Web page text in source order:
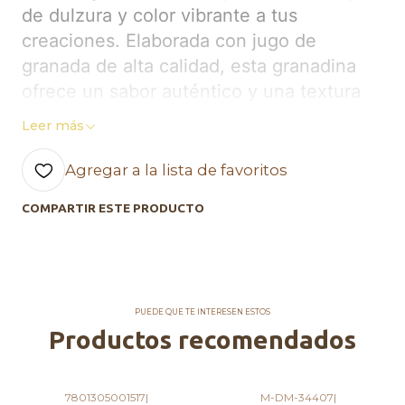
de dulzura y color vibrante a tus
creaciones. Elaborada con jugo de
granada de alta calidad, esta granadina
ofrece un sabor auténtico y una textura
sedosa que realza cualquier bebida. Ideal
Características destacadas:
Versatilidad: Ideal para cócteles,
refrescos, mocktails y hasta postres.
cualquier receta.
Leer más
Agregar a la lista de favoritos
COMPARTIR ESTE PRODUCTO
PUEDE QUE TE INTERESEN ESTOS
Productos recomendados
7801305001517| M-DM-34407|